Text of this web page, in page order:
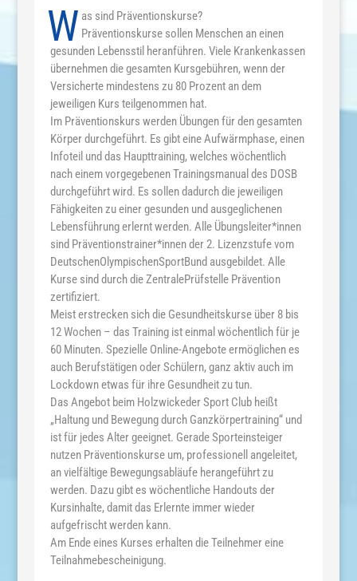
W as sind Präventionskurse?
Präventionskurse sollen Menschen an einen
gesunden Lebensstil heranführen. Viele Krankenkassen
übernehmen die gesamten Kursgebühren, wenn der
Versicherte mindestens zu 80 Prozent an dem
jeweiligen Kurs teilgenommen hat.
Im Präventionskurs werden Übungen für den gesamten
Körper durchgeführt. Es gibt eine Aufwärmphase, einen
Infoteil und das Haupttraining, welches wöchentlich
nach einem vorgegebenen Trainingsmanual des DOSB
durchgeführt wird. Es sollen dadurch die jeweiligen
Fähigkeiten zu einer gesunden und ausgeglichenen
Lebensführung erlernt werden. Alle Übungsleiter*innen
sind Präventionstrainer*innen der 2. Lizenzstufe vom
DeutschenOlympischenSportBund ausgebildet. Alle
Kurse sind durch die ZentralePrüfstelle Prävention
zertifiziert.
Meist erstrecken sich die Gesundheitskurse über 8 bis
12 Wochen – das Training ist einmal wöchentlich für je
60 Minuten. Spezielle Online-Angebote ermöglichen es
auch Berufstätigen oder Schülern, ganz aktiv auch im
Lockdown etwas für ihre Gesundheit zu tun.
Das Angebot beim Holzwickeder Sport Club heißt
„Haltung und Bewegung durch Ganzkörpertraining“ und
ist für jedes Alter geeignet. Gerade Sporteinsteiger
nutzen Präventionskurse um, professionell angeleitet,
an vielfältige Bewegungsabläufe herangeführt zu
werden. Dazu gibt es wöchentliche Handouts der
Kursinhalte, damit das Erlernte immer wieder
aufgefrischt werden kann.
Am Ende eines Kurses erhalten die Teilnehmer eine
Teilnahmebescheinigung.